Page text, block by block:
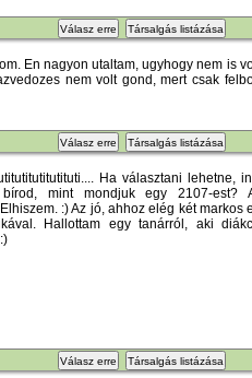
Válasz erre Társalgás listázása
En nagyon utaltam, ugyhogy nem is
nem volt gond, mert csak
Válasz erre Társalgás listázása
Ha választani lehetne,
mint mondjuk egy 2107-est?
:) Az jó, ahhoz elég két markos
Hallottam egy tanárról, aki
Válasz erre Társalgás listázása